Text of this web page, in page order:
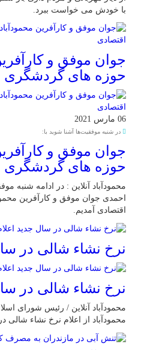
با خودش می خواست ببرد.
جوان موفق و
حوزه های گردشگری
06 مارس 2021
در شنبه موفقیت‌ها آشنا شوید با:
جوان موفق و
حوزه های گردشگری
محمودآباد آنلاین : در ادامه شنبه
احمدی جوان موفق و کارآفرین
اقتصادی آمدیم.
نرخ نشاء شالی در
نرخ نشاء شالی در
محمودآباد آنلاین / رئیس شورای
محمودآباد از اعلام نرخ نشاء شالی در سال ۱۴۰۰